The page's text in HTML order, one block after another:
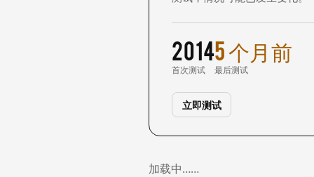
2014
首次测试
5 个月前
最后测试
立即测试
加载中……